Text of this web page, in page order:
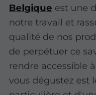
Belgique est une
notre travail et
qualité de nos
de perpétuer ce
rendre accessible
vous dégustez est